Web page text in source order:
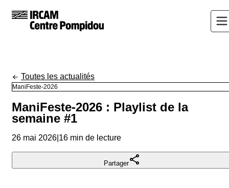
Toutes les actualités
ManiFeste-2026
ManiFeste-2026 : Playlist de la
semaine #1
26 mai 2026 16 min de lecture
Partager